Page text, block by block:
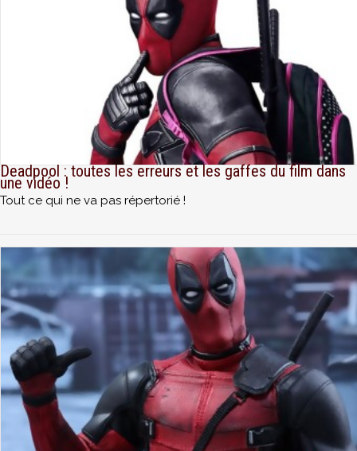
Deadpool : toutes les erreurs et les gaffes du film dans
une vidéo !
Tout ce qui ne va pas répertorié !